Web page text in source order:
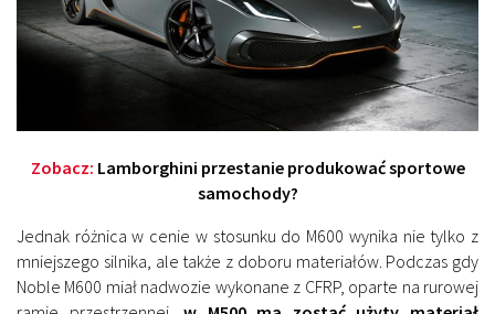
Zobacz: Lamborghini przestanie produkować sportowe
samochody?
Jednak różnica w cenie w stosunku do M600 wynika nie tylko z
mniejszego silnika, ale także z doboru materiałów. Podczas gdy
Noble M600 miał nadwozie wykonane z CFRP, oparte na rurowej